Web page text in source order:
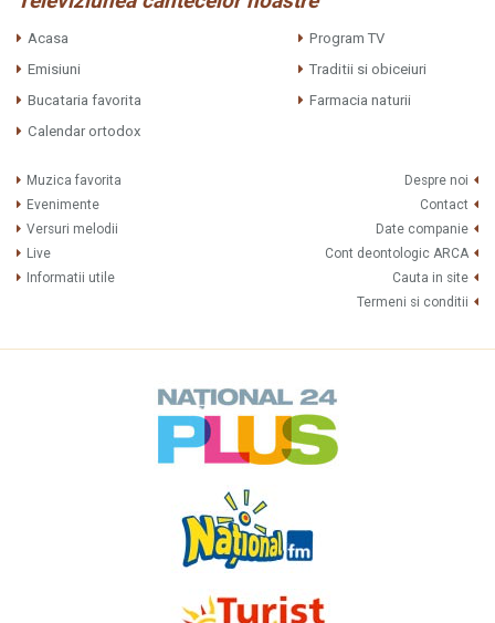
Acasa
Program TV
Emisiuni
Traditii si obiceiuri
Bucataria favorita
Farmacia naturii
Calendar ortodox
Muzica favorita
Evenimente
Versuri melodii
Live
Informatii utile
Despre noi
Contact
Date companie
Cont deontologic ARCA
Cauta in site
Termeni si conditii